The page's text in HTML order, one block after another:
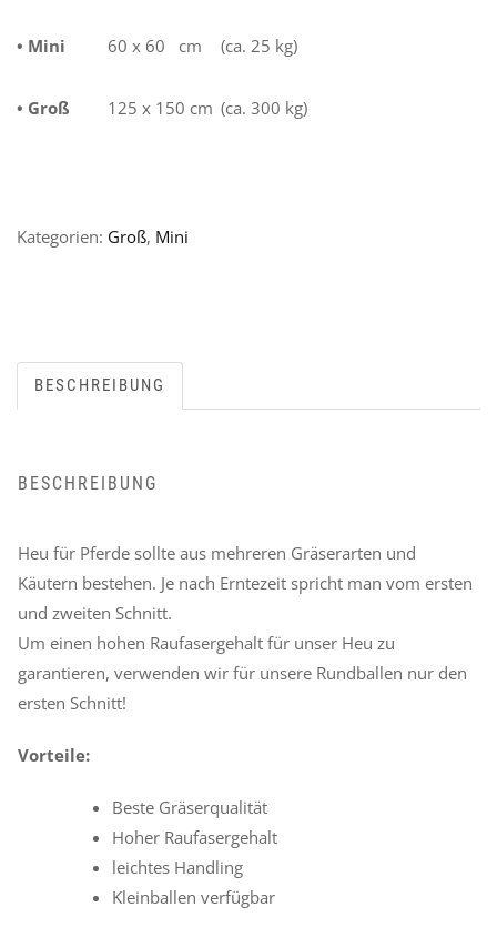
• Mini 60 x 60 cm (ca. 25 kg)
• Groß 125 x 150 cm (ca. 300 kg)
Kategorien: Groß, Mini
BESCHREIBUNG
BESCHREIBUNG
Heu für Pferde sollte aus mehreren Gräserarten und
Käutern bestehen. Je nach Erntezeit spricht man vom ersten
und zweiten Schnitt.
Um einen hohen Raufasergehalt für unser Heu zu
garantieren, verwenden wir für unsere Rundballen nur den
ersten Schnitt!
Vorteile:
Beste Gräserqualität
Hoher Raufasergehalt
leichtes Handling
Kleinballen verfügbar